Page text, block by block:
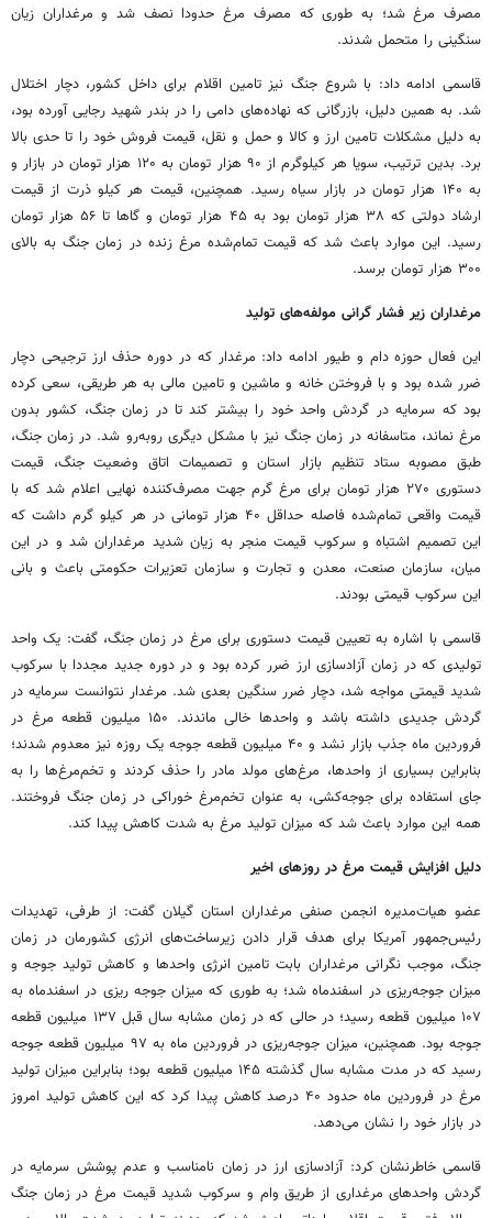
مصرف مرغ شد؛ به طوری که مصرف مرغ حدودا نصف شد و مرغداران زیان
سنگینی را متحمل شدند.
قاسمی ادامه داد: با شروع جنگ نیز تامین اقلام برای داخل کشور، دچار اختلال
شد. به همین دلیل، بازرگانی که نهاده‌های دامی را در بندر شهید رجایی آورده بود،
به دلیل مشکلات تامین ارز و کالا و حمل و نقل، قیمت فروش خود را تا حدی بالا
برد. بدین ترتیب، سویا هر کیلوگرم از ۹۰ هزار تومان به ۱۲۰ هزار تومان در بازار و
به ۱۴۰ هزار تومان در بازار سیاه رسید. همچنین، قیمت هر کیلو ذرت از قیمت
ارشاد دولتی که ۳۸ هزار تومان بود به ۴۵ هزار تومان و گاها تا ۵۶ هزار تومان
رسید. این موارد باعث شد که قیمت تمام‌شده مرغ زنده در زمان جنگ به بالای
۳۰۰ هزار تومان برسد.
مرغداران زیر فشار گرانی مولفه‌های تولید
این فعال حوزه دام و طیور ادامه داد: مرغدار که در دوره حذف ارز ترجیحی دچار
ضرر شده بود و با فروختن خانه و ماشین و تامین مالی به هر طریقی، سعی کرده
بود که سرمایه در گردش واحد خود را بیشتر کند تا در زمان جنگ، کشور بدون
مرغ نماند، متاسفانه در زمان جنگ نیز با مشکل دیگری روبه‌رو شد. در زمان جنگ،
طبق مصوبه ستاد تنظیم بازار استان و تصمیمات اتاق وضعیت جنگ، قیمت
دستوری ۲۷۰ هزار تومان برای مرغ گرم جهت مصرف‌کننده نهایی اعلام شد که با
قیمت واقعی تمام‌شده فاصله حداقل ۴۰ هزار تومانی در هر کیلو گرم داشت که
این تصمیم اشتباه و سرکوب قیمت منجر به زیان شدید مرغداران شد و در این
میان، سازمان صنعت، معدن و تجارت و سازمان تعزیرات حکومتی باعث و بانی
این سرکوب قیمتی بودند.
قاسمی با اشاره به تعیین قیمت دستوری برای مرغ در زمان جنگ، گفت: یک واحد
تولیدی که در زمان آزادسازی ارز ضرر کرده بود و در دوره جدید مجددا با سرکوب
شدید قیمتی مواجه شد، دچار ضرر سنگین بعدی شد. مرغدار نتوانست سرمایه در
گردش جدیدی داشته باشد و واحدها خالی ماندند. ۱۵۰ میلیون قطعه مرغ در
فروردین ماه جذب بازار نشد و ۴۰ میلیون قطعه جوجه یک روزه نیز معدوم شدند؛
بنابراین بسیاری از واحدها، مرغ‌های مولد مادر را حذف کردند و تخم‌مرغ‌ها را به
جای استفاده برای جوجه‌کشی، به عنوان تخم‌مرغ خوراکی در زمان جنگ فروختند.
همه این موارد باعث شد که میزان تولید مرغ به شدت کاهش پیدا کند.
دلیل افزایش قیمت مرغ در روزهای اخیر
عضو هیات‌مدیره انجمن صنفی مرغداران استان گیلان گفت: از طرفی، تهدیدات
رئیس‌جمهور آمریکا برای هدف قرار دادن زیرساخت‌های انرژی کشورمان در زمان
جنگ، موجب نگرانی مرغداران بابت تامین انرژی واحدها و کاهش تولید جوجه و
میزان جوجه‌ریزی در اسفندماه شد؛ به طوری که میزان جوجه ریزی در اسفندماه به
۱۰۷ میلیون قطعه رسید؛ در حالی که در زمان مشابه سال قبل ۱۳۷ میلیون قطعه
جوجه بود. همچنین، میزان جوجه‌ریزی در فروردین ماه به ۹۷ میلیون قطعه جوجه
رسید که در مدت مشابه سال گذشته ۱۴۵ میلیون قطعه بود؛ بنابراین میزان تولید
مرغ در فروردین ماه حدود ۴۰ درصد کاهش پیدا کرد که این کاهش تولید امروز
در بازار خود را نشان می‌دهد.
قاسمی خاطرنشان کرد: آزادسازی ارز در زمان نامناسب و عدم پوشش سرمایه در
گردش واحدهای مرغداری از طریق وام و سرکوب شدید قیمت مرغ در زمان جنگ